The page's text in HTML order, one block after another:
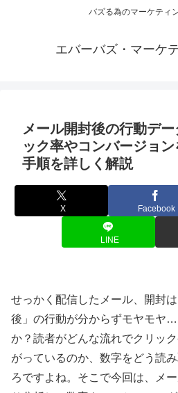
バズる為のマーケティ
エバーバズ・マーケ
メール開封後の行動デ
ック率やコンバージョ
手順を詳しく解説
X Facebook
LINE
せっかく配信したメール、開封
後」の行動が分からずモヤモヤ
か？読者がどんな流れでクリッ
がっているのか、数字をどう読
ろですよね。そこで今回は、メ